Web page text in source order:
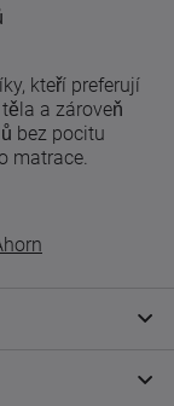
kteří preferují
a zároveň
bez pocitu
matrace.